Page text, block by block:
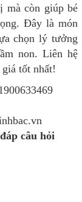
mà còn giúp bé
Đây là món
chọn lý tưởng
non. Liên hệ
giá tốt nhất!
câu hỏi